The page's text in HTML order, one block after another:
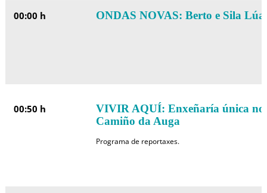
00:00 h ONDAS NOVAS: Berto e Sila Lúa
00:50 h
VIVIR AQUÍ: Enxeñaría única no
Camiño da Auga
Programa de reportaxes.